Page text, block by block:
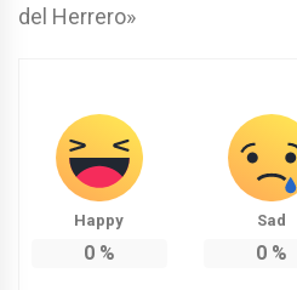
del Herrero»
Happy
0%
Sad
0%